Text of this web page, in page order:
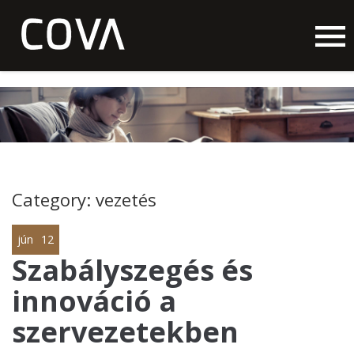
Category: vezetés
jún 12
Szabályszegés és
innováció a
szervezetekben